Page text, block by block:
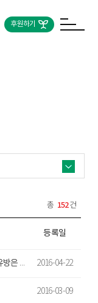
후원하기
총 152건
등록일
왜 『사기(史記)』인가? - 5 - 민초(民草) 출신인 유방은 사람을 볼 줄 알았다 2016-04-22
2016-03-09